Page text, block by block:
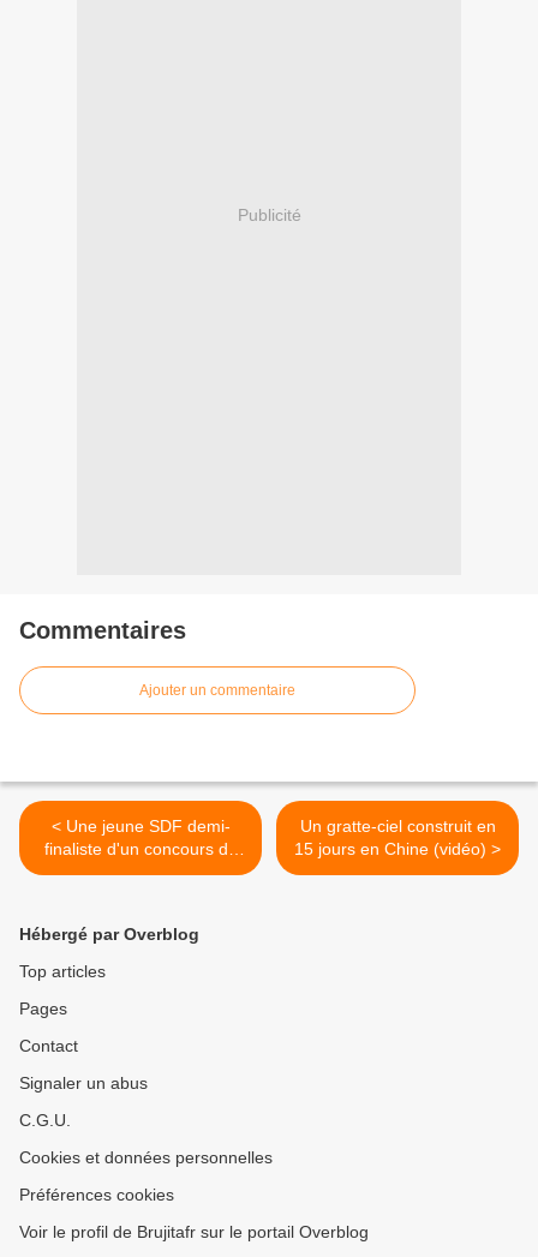
Publicité
Commentaires
Ajouter un commentaire
< Une jeune SDF demi-
finaliste d'un concours de
science
Un gratte-ciel construit en
15 jours en Chine (vidéo) >
Hébergé par Overblog
Top articles
Pages
Contact
Signaler un abus
C.G.U.
Cookies et données personnelles
Préférences cookies
Voir le profil de Brujitafr sur le portail Overblog